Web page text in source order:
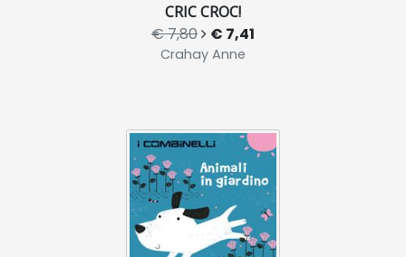
CRIC CROC!
€ 7,80 € 7,41
Crahay Anne